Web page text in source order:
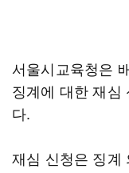
서울시교육청은
징계에 대한 재심
다.
재심 신청은 징계